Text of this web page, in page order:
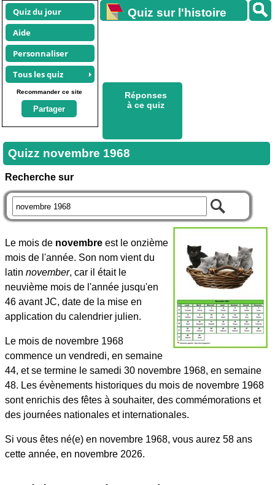
Quiz du jour
Aide
Personnaliser
Tous les quiz
Recommander ce site
Partager
Quiz sur l'histoire
Réponses
à ce quiz
Quizz novembre 1968
Recherche sur
Le mois de novembre est le onzième
mois de l'année. Son nom vient du
latin november, car il était le
neuvième mois de l'année jusqu'en
46 avant JC, date de la mise en
application du calendrier julien.
Le mois de novembre 1968
commence un vendredi, en semaine
44, et se termine le samedi 30 novembre 1968, en semaine
48. Les évènements historiques du mois de novembre 1968
sont enrichis des fêtes à souhaiter, des commémorations et
des journées nationales et internationales.
Si vous êtes né(e) en novembre 1968, vous aurez 58 ans
cette année, en novembre 2026.